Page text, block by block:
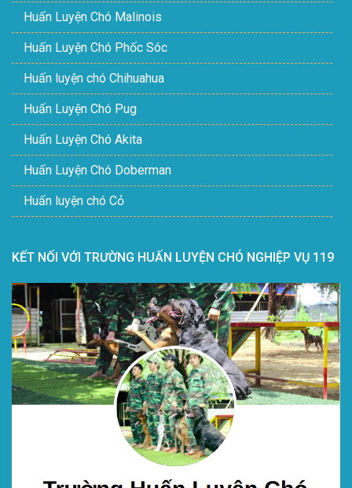
Huấn Luyện Chó Malinois
Huấn Luyện Chó Phốc Sóc
Huấn luyện chó Chihuahua
Huấn Luyện Chó Pug
Huấn Luyện Chó Akita
Huấn Luyện Chó Doberman
Huấn luyện chó Cỏ
KẾT NỐI VỚI TRƯỜNG HUẤN LUYỆN CHÓ NGHIỆP VỤ 119